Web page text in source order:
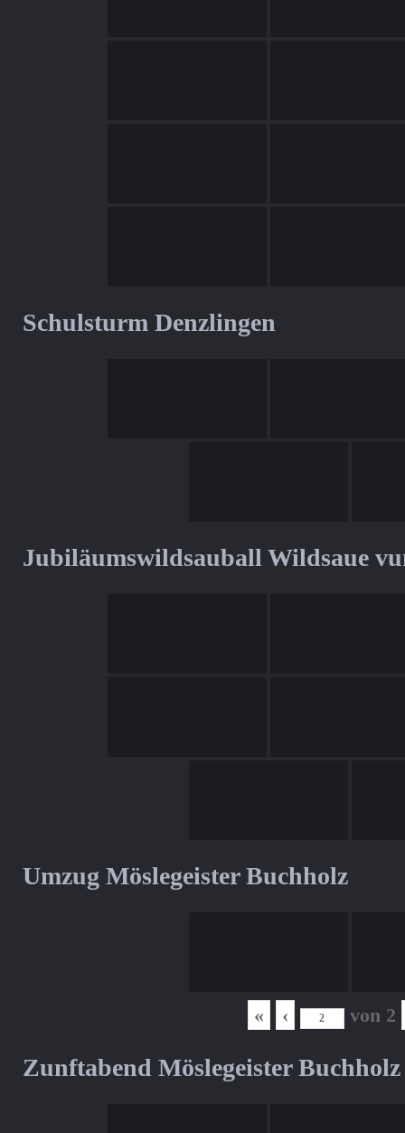
Schulsturm Denzlingen
Jubiläumswildsauball Wildsaue
Umzug Möslegeister Buchholz
« ‹ von 2
Zunftabend Möslegeister Buchholz